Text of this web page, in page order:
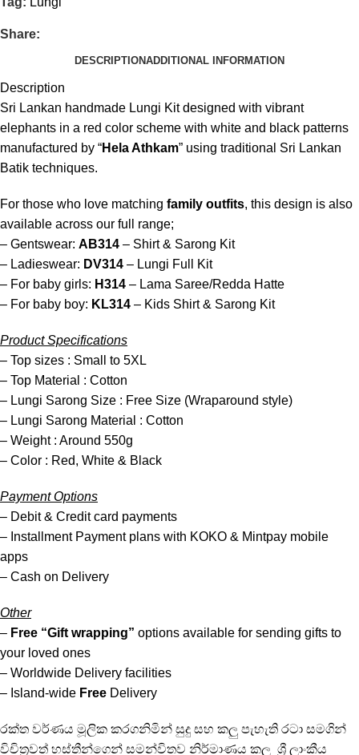
Share:
DESCRIPTIONADDITIONAL INFORMATION
Description
Sri Lankan handmade Lungi Kit designed with vibrant
elephants in a red color scheme with white and black patterns
manufactured by “Hela Athkam” using traditional Sri Lankan
Batik techniques.
For those who love matching family outfits, this design is also
available across our full range;
– Gentswear: AB314 – Shirt & Sarong Kit
– Ladieswear: DV314 – Lungi Full Kit
– For baby girls: H314 – Lama Saree/Redda Hatte
– For baby boy: KL314 – Kids Shirt & Sarong Kit
Product Specifications
– Top sizes : Small to 5XL
– Top Material : Cotton
– Lungi Sarong Size : Free Size (Wraparound style)
– Lungi Sarong Material : Cotton
– Weight : Around 550g
– Color : Red, White & Black
Payment Options
– Debit & Credit card payments
– Installment Payment plans with KOKO & Mintpay mobile
apps
– Cash on Delivery
Other
– Free “Gift wrapping” options available for sending gifts to
your loved ones
– Worldwide Delivery facilities
– Island-wide Free Delivery
රක්ත වර්ණය මූලික කරගනිමින් සුදු සහ කලු පැහැති රටා සමගින්
විචිත්‍රවත් හස්තීන්ගෙන් සමන්විතව නිර්මාණය කල ශ්‍රී ලාංකීය